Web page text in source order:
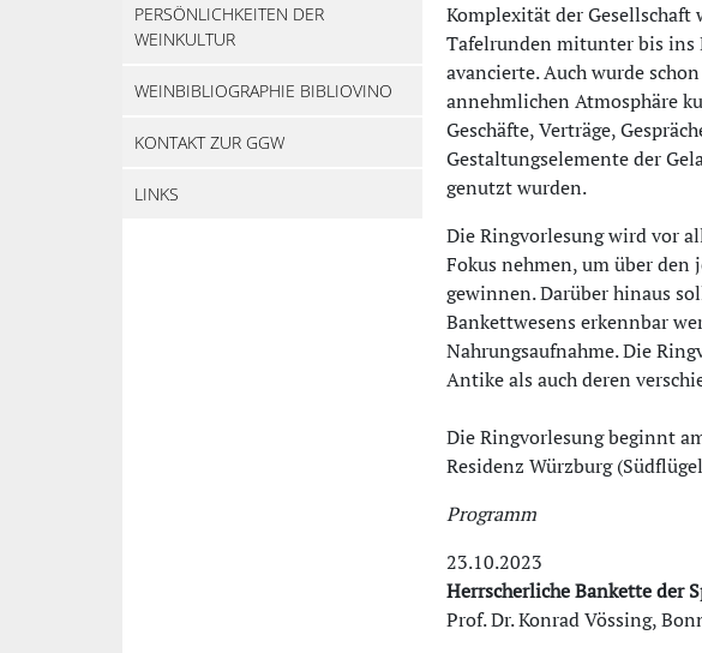
PERSÖNLICHKEITEN DER
WEINKULTUR
WEINBIBLIOGRAPHIE BIBLIOVINO
KONTAKT ZUR GGW
LINKS
Komplexität der
Tafelrunden mitunter bis ins
avancierte. Auch wurde
annehmlichen Atmosphäre
Geschäfte, Verträge,
Gestaltungselemente der
genutzt wurden.
Die Ringvorlesung wird vor
Fokus nehmen, um über
gewinnen. Darüber hinaus
Bankettwesens erkennbar
Nahrungsaufnahme. Die
Antike als auch deren
Die Ringvorlesung beginnt
Residenz Würzburg
Programm
23.10.2023
Herrscherliche Bankette der
Prof. Dr. Konrad Vössing,